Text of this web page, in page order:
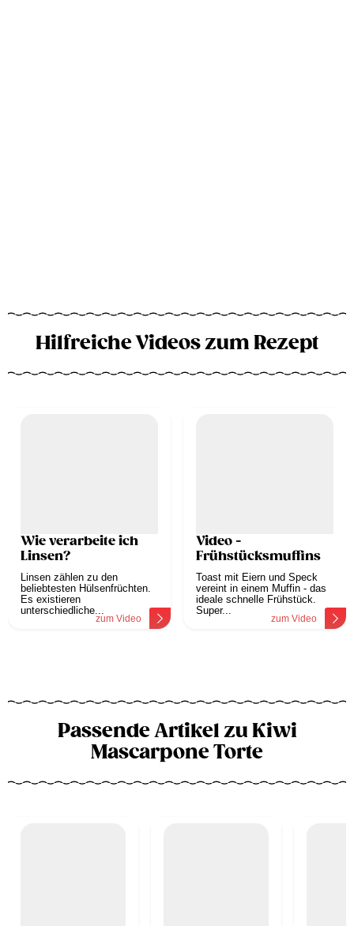
Hilfreiche Videos zum Rezept
Wie verarbeite ich
Linsen?
Linsen zählen zu den
beliebtesten Hülsenfrüchten.
Es existieren
unterschiedliche...
zum Video
Video -
Frühstücksmuffins
Toast mit Eiern und Speck
vereint in einem Muffin - das
ideale schnelle Frühstück.
Super...
zum Video
Passende Artikel zu Kiwi
Mascarpone Torte